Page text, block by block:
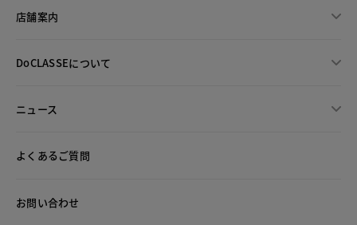
店舗案内
DoCLASSEについて
ニュース
よくあるご質問
お問い合わせ